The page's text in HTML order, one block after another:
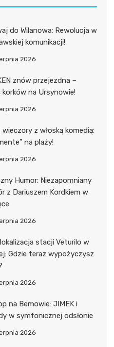
do Wilanowa: Rewolucja w
komunikacji!
2026
znów przejezdna –
korków na Ursynowie!
2026
wieczory z włoską komedią:
na plaży!
2026
Humor: Niezapomniany
z Dariuszem Kordkiem w
2026
stacji Veturilo w
Gdzie teraz wypożyczysz
2026
na Bemowie: JIMEK i
w symfonicznej odsłonie
2026